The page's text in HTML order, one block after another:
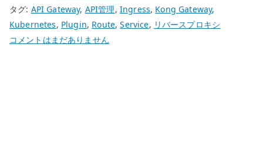
タグ: API Gateway, API管理, Ingress, Kong Gateway,
Kubernetes, Plugin, Route,Service, リバースプロキシ
Kong
コメントはまだありません